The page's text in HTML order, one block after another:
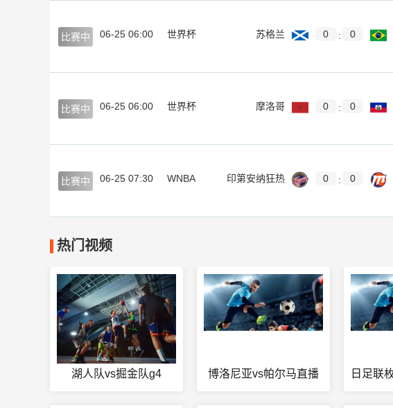
比赛中 06-25 06:00 世界杯 苏格兰 0 : 0
比赛中 06-25 06:00 世界杯 摩洛哥 0 : 0
比赛中 06-25 07:30 WNBA 印第安纳狂热 0 : 0
热门视频
湖人队vs掘金队g4 博洛尼亚vs帕尔马直播